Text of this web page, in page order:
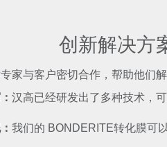
创新解决方
家与客户密切合作，帮助他们
汉高已经研发出了多种技术，
我们的 BONDERITE转化膜可